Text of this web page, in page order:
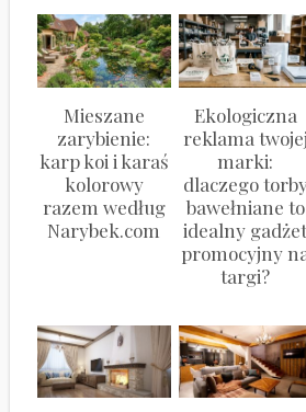
Mieszane
zarybienie:
karp koi i karaś
kolorowy
razem według
Narybek.com
Ekologiczna
reklama twojej
marki:
dlaczego
bawełniane to
idealny
promocyjny
targi?